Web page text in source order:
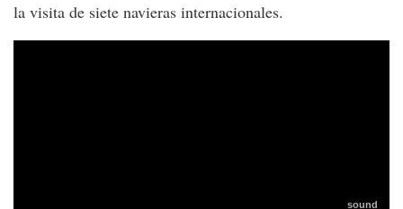
la visita de siete navieras internacionales.